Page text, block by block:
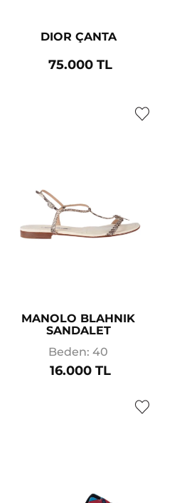
DIOR ÇANTA
75.000 TL
MANOLO BLAHNIK
SANDALET
Beden: 40
16.000 TL